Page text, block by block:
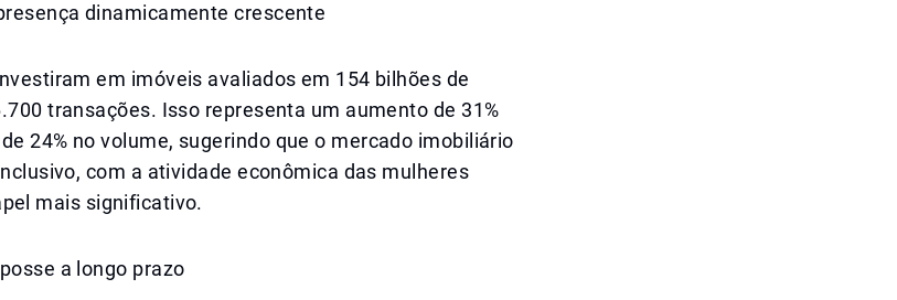
dinamicamente crescente
em imóveis avaliados em 154 bilhões de
transações. Isso representa um aumento de 31%
24% no volume, sugerindo que o mercado imobiliário
com a atividade econômica das mulheres
mais significativo.
a longo prazo